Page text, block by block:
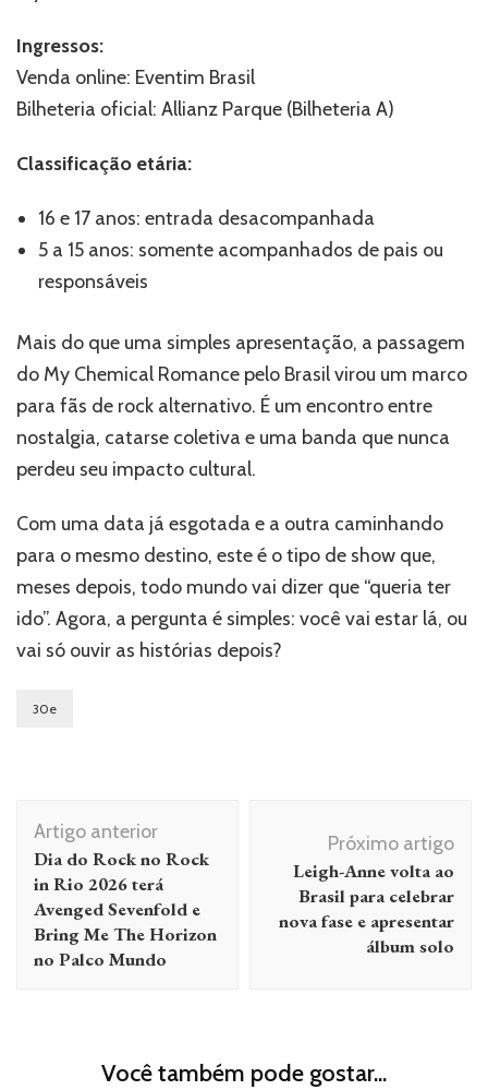
Ingressos:
Venda online: Eventim Brasil
Bilheteria oficial: Allianz Parque (Bilheteria A)
Classificação etária:
16 e 17 anos: entrada desacompanhada
5 a 15 anos: somente acompanhados de pais ou
responsáveis
Mais do que uma simples apresentação, a passagem
do My Chemical Romance pelo Brasil virou um marco
para fãs de rock alternativo. É um encontro entre
nostalgia, catarse coletiva e uma banda que nunca
perdeu seu impacto cultural.
Com uma data já esgotada e a outra caminhando
para o mesmo destino, este é o tipo de show que,
meses depois, todo mundo vai dizer que “queria ter
ido”. Agora, a pergunta é simples: você vai estar lá, ou
vai só ouvir as histórias depois?
30e
Navegação
de
post
Artigo anterior
Dia do Rock no Rock
in Rio 2026 terá
Avenged Sevenfold e
Bring Me The Horizon
no Palco Mundo
Próximo artigo
Leigh-Anne volta ao
Brasil para celebrar
nova fase e apresentar
álbum solo
Você também pode gostar...